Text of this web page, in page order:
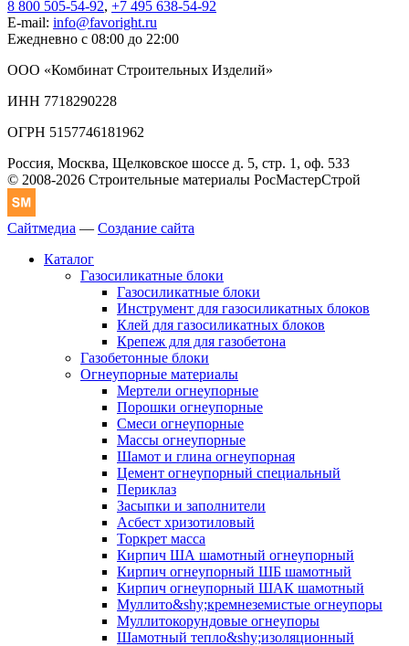
8 800 505-54-92, +7 495 638-54-92
E-mail: info@favoright.ru
Ежедневно с 08:00 до 22:00
ООО «Комбинат Строительных Изделий»
ИНН 7718290228
ОГРН 5157746181962
Россия, Москва, Щелковское шоссе д. 5, стр. 1, оф. 533
© 2008-2026 Строительные материалы РосМастерСтрой
Сайтмедиа — Создание сайта
Каталог
Газосиликатные блоки
Газосиликатные блоки
Инструмент для газосиликатных блоков
Клей для газосиликатных блоков
Крепеж для для газобетона
Газобетонные блоки
Огнеупорные материалы
Мертели огнеупорные
Порошки огнеупорные
Смеси огнеупорные
Массы огнеупорные
Шамот и глина огнеупорная
Цемент огнеупорный специальный
Периклаз
Засыпки и заполнители
Асбест хризотиловый
Торкрет масса
Кирпич ША шамотный огнеупорный
Кирпич огнеупорный ШБ шамотный
Кирпич огнеупорный ШАК шамотный
Муллито&shy;­кремнеземистые огнеупоры
Муллито­корундовые огнеупоры
Шамотный тепло&shy;изоляционный